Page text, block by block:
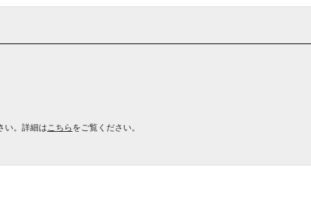
い。詳細は こちらをご覧ください。